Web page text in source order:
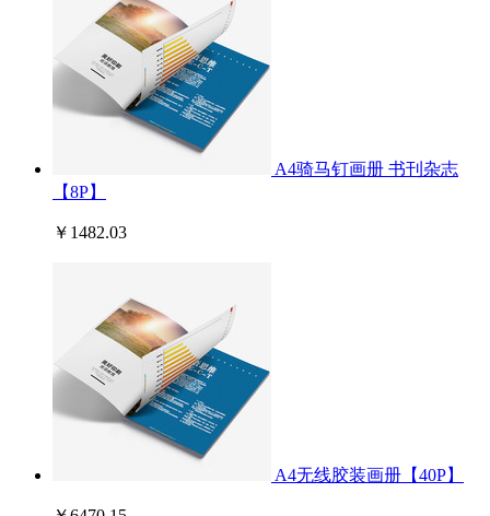
A4骑马钉画册 书刊杂志
【8P】
￥1482.03
A4无线胶装画册【40P】